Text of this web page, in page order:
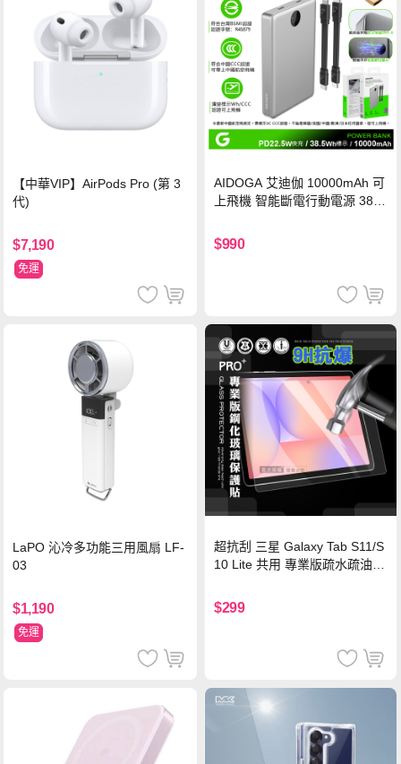
【中華VIP】AirPods Pro (第 3
代)
$7,190
免運
AIDOGA 艾迪伽 10000mAh 可
上飛機 智能斷電行動電源 38.5
灣BSMI/中國CCC/歐美CE/FCC
認證
$990
LaPO 沁冷多功能三用風扇 LF-
03
$1,190
免運
超抗刮 三星 Galaxy Tab S11/S
10 Lite 共用 專業版疏水疏油9
$299